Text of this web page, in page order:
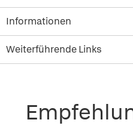
Informationen
Weiterführende Links